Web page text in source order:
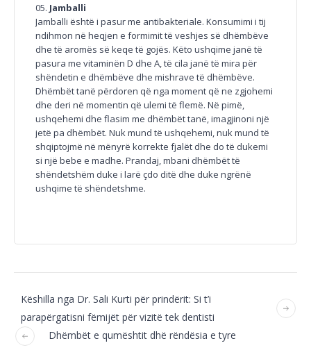
Jamballi
Jamballi është i pasur me antibakteriale. Konsumimi i tij
ndihmon në heqjen e formimit të veshjes së dhëmbëve
dhe të aromës së keqe të gojës. Këto ushqime janë të
pasura me vitaminën D dhe A, të cila janë të mira për
shëndetin e dhëmbëve dhe mishrave të dhëmbëve.
Dhëmbët tanë përdoren që nga moment që ne zgjohemi
dhe deri në momentin që ulemi të flemë. Në pimë,
ushqehemi dhe flasim me dhëmbët tanë, imagjinoni një
jetë pa dhëmbët. Nuk mund të ushqehemi, nuk mund të
shqiptojmë në mënyrë korrekte fjalët dhe do të dukemi
si një bebe e madhe. Prandaj, mbani dhëmbët të
shëndetshëm duke i larë çdo ditë dhe duke ngrënë
ushqime të shëndetshme.
Këshilla nga Dr. Sali Kurti për prindërit: Si t’i
parapërgatisni fëmijët për vizitë tek dentisti
Dhëmbët e qumështit dhë rëndësia e tyre